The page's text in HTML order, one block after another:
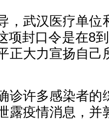
，武汉医疗单位
项封口令是在8
正大力宣扬自己
诊许多感染者的
露疫情消息，并